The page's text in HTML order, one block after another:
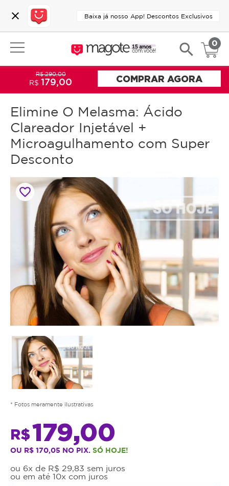
close Baixa já nosso App! Descontos Exclusivos
search 0
Elimine O Melasma: Ácido
Clareador Injetável +
Microagulhamento com Super
Desconto
favorite_border
* Fotos meramente ilustrativas
R$179,00
OU R$ 170,05 NO PIX. SÓ HOJE!
ou 6x de R$ 29,83 sem juros
ou em até 10x com juros
R$ 290,00
R$179,00 COMPRAR AGORA